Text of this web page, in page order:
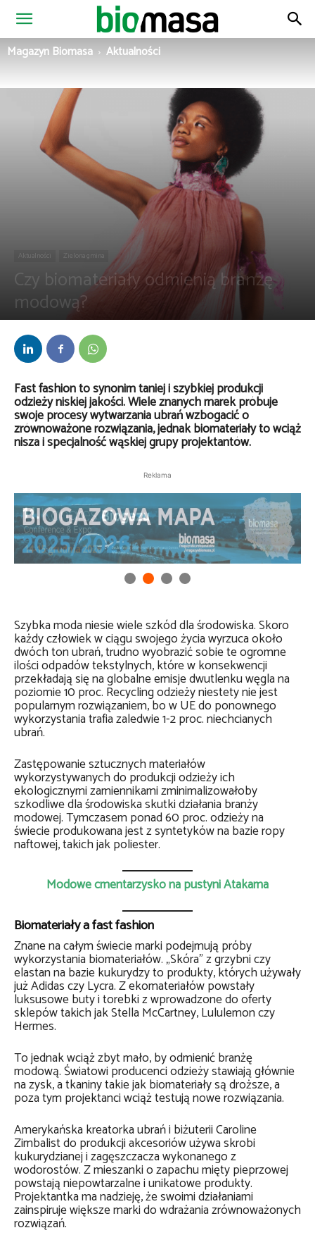
Magazyn
Magazyn Biomasa Aktualności
Aktualności Zielona gmina
Czy biomateriały odmienią branżę
modową?
Przez Anna Lenartowska-
Fast fashion to synonim taniej i szybkiej produkcji
odzieży niskiej jakości. Wiele znanych marek próbuje
swoje procesy wytwarzania ubrań wzbogacić o
zrównoważone rozwiązania, jednak biomateriały to wciąż
nisza i specjalność wąskiej grupy projektantów.
Reklama
Szybka moda niesie wiele szkód dla środowiska. Skoro
każdy człowiek w ciągu swojego życia wyrzuca około
dwóch ton ubrań, trudno wyobrazić sobie te ogromne
ilości odpadów tekstylnych, które w konsekwencji
przekładają się na globalne emisje dwutlenku węgla na
poziomie 10 proc. Recycling odzieży niestety nie jest
popularnym rozwiązaniem, bo w UE do ponownego
wykorzystania trafia zaledwie 1-2 proc. niechcianych
ubrań.
Zastępowanie sztucznych materiałów
wykorzystywanych do produkcji odzieży ich
ekologicznymi zamiennikami zminimalizowałoby
szkodliwe dla środowiska skutki działania branży
modowej. Tymczasem ponad 60 proc. odzieży na
świecie produkowana jest z syntetyków na bazie ropy
naftowej, takich jak poliester.
Modowe cmentarzysko na pustyni Atakama
Biomateriały a fast fashion
Znane na całym świecie marki podejmują próby
wykorzystania biomateriałów. „Skóra” z grzybni czy
elastan na bazie kukurydzy to produkty, których używały
już Adidas czy Lycra. Z ekomateriałów powstały
luksusowe buty i torebki z wprowadzone do oferty
sklepów takich jak Stella McCartney, Lululemon czy
Hermes.
To jednak wciąż zbyt mało, by odmienić branżę
modową. Światowi producenci odzieży stawiają głównie
na zysk, a tkaniny takie jak biomateriały są droższe, a
poza tym projektanci wciąż testują nowe rozwiązania.
Amerykańska kreatorka ubrań i biżuterii Caroline
Zimbalist do produkcji akcesoriów używa skrobi
kukurydzianej i zagęszczacza wykonanego z
wodorostów. Z mieszanki o zapachu mięty pieprzowej
powstają niepowtarzalne i unikatowe produkty.
Projektantka ma nadzieję, że swoimi działaniami
zainspiruje większe marki do wdrażania zrównoważonych
rozwiązań.